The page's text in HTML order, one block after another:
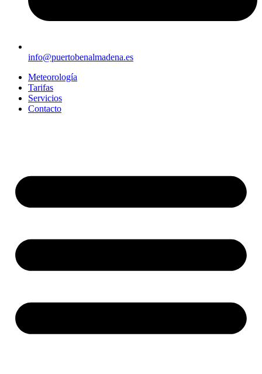
info@puertobenalmadena.es
Meteorología
Tarifas
Servicios
Contacto